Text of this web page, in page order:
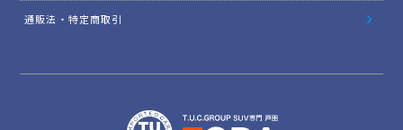
通販法・特定商取引